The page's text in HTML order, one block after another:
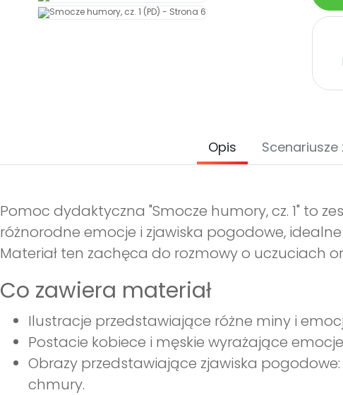
Opis Scenariusze
Pomoc dydaktyczna "Smocze humory, cz. 1" to
różnorodne emocje i zjawiska pogodowe,
Materiał ten zachęca do rozmowy o uczuciach
Co zawiera materiał
Ilustracje przedstawiające różne miny i
Postacie kobiece i męskie wyrażające
Obrazy przedstawiające zjawiska pogodowe:
chmury.